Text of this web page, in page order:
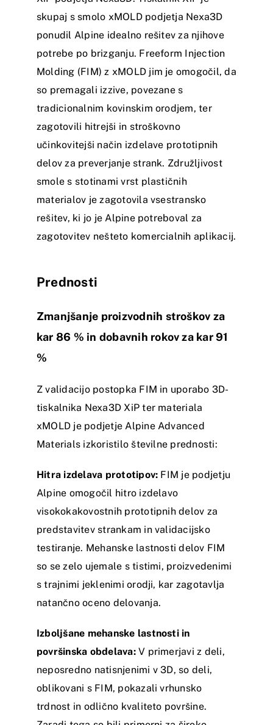
skupaj s smolo xMOLD podjetja Nexa3D
ponudil Alpine idealno rešitev za njihove
potrebe po brizganju. Freeform Injection
Molding (FIM) z xMOLD jim je omogočil, da
so premagali izzive, povezane s
tradicionalnim kovinskim orodjem, ter
zagotovili hitrejši in stroškovno
učinkovitejši način izdelave prototipnih
delov za preverjanje strank. Združljivost
smole s stotinami vrst plastičnih
materialov je zagotovila vsestransko
rešitev, ki jo je Alpine potreboval za
zagotovitev nešteto komercialnih aplikacij.
Prednosti
Zmanjšanje proizvodnih stroškov za
kar 86 % in dobavnih rokov za kar 91
%
Z validacijo postopka FIM in uporabo 3D-
tiskalnika Nexa3D XiP ter materiala
xMOLD je podjetje Alpine Advanced
Materials izkoristilo številne prednosti:
Hitra izdelava prototipov: FIM je podjetju
Alpine omogočil hitro izdelavo
visokokakovostnih prototipnih delov za
predstavitev strankam in validacijsko
testiranje. Mehanske lastnosti delov FIM
so se zelo ujemale s tistimi, proizvedenimi
s trajnimi jeklenimi orodji, kar zagotavlja
natančno oceno delovanja.
Izboljšane mehanske lastnosti in
površinska obdelava:V primerjavi z deli,
neposredno natisnjenimi v 3D, so deli,
oblikovani s FIM, pokazali vrhunsko
trdnost in odlično kvaliteto površine.